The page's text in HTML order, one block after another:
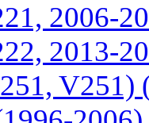
2006-
2013-
V251)